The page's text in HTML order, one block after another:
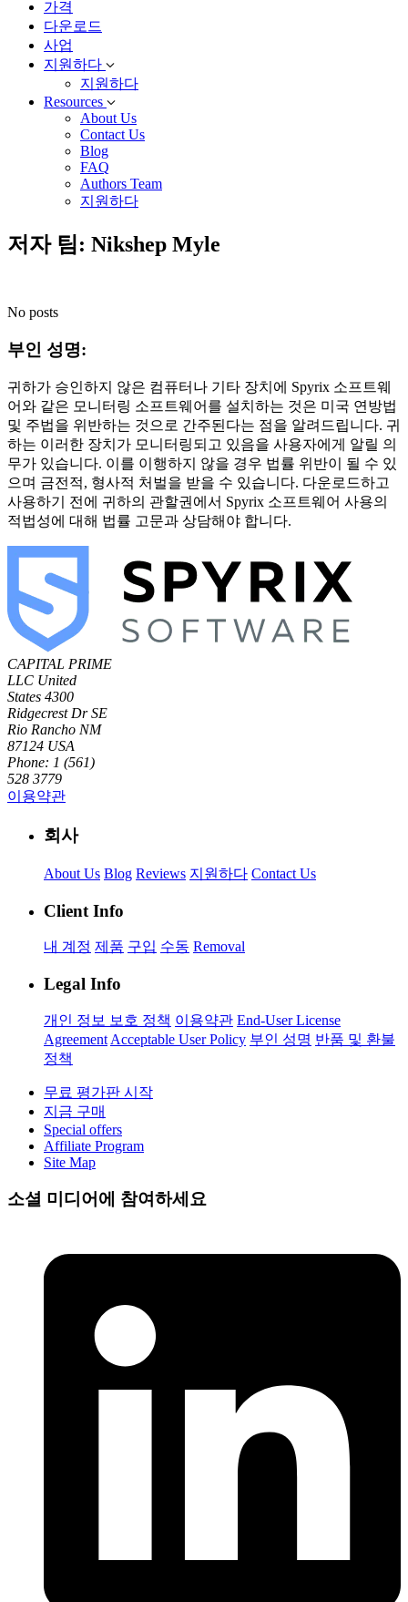
가격
다운로드
사업
지원하다
지원하다
Resources
About Us
Contact Us
Blog
FAQ
Authors Team
지원하다
저자 팀: Nikshep Myle
No posts
부인 성명:
귀하가 승인하지 않은 컴퓨터나 기타 장치에 Spyrix 소프트웨
어와 같은 모니터링 소프트웨어를 설치하는 것은 미국 연방법
및 주법을 위반하는 것으로 간주된다는 점을 알려드립니다. 귀
하는 이러한 장치가 모니터링되고 있음을 사용자에게 알릴 의
무가 있습니다. 이를 이행하지 않을 경우 법률 위반이 될 수 있
으며 금전적, 형사적 처벌을 받을 수 있습니다. 다운로드하고
사용하기 전에 귀하의 관할권에서 Spyrix 소프트웨어 사용의
적법성에 대해 법률 고문과 상담해야 합니다.
CAPITAL PRIME
LLC United
States 4300
Ridgecrest Dr SE
Rio Rancho NM
87124 USA
Phone: 1 (561)
528 3779
이용약관
회사
About Us Blog Reviews 지원하다 Contact Us
Client Info
내 계정 제품 구입 수동 Removal
Legal Info
개인 정보 보호 정책 이용약관 End-User License
Agreement Acceptable User Policy 부인 성명 반품 및 환불
정책
무료 평가판 시작
지금 구매
Special offers
Affiliate Program
Site Map
소셜 미디어에 참여하세요